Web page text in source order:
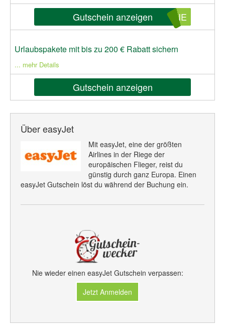
Gutschein anzeigen ONE
Urlaubspakete mit bis zu 200 € Rabatt sichern
... mehr Details
Gutschein anzeigen
Über easyJet
Mit easyJet, eine der größten
Airlines in der Riege der
europäischen Flieger, reist du
günstig durch ganz Europa. Einen
easyJet Gutschein löst du während der Buchung ein.
Nie wieder einen easyJet Gutschein verpassen:
Jetzt Anmelden